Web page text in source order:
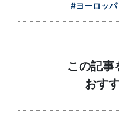
#ヨーロッパ
この記事
おす